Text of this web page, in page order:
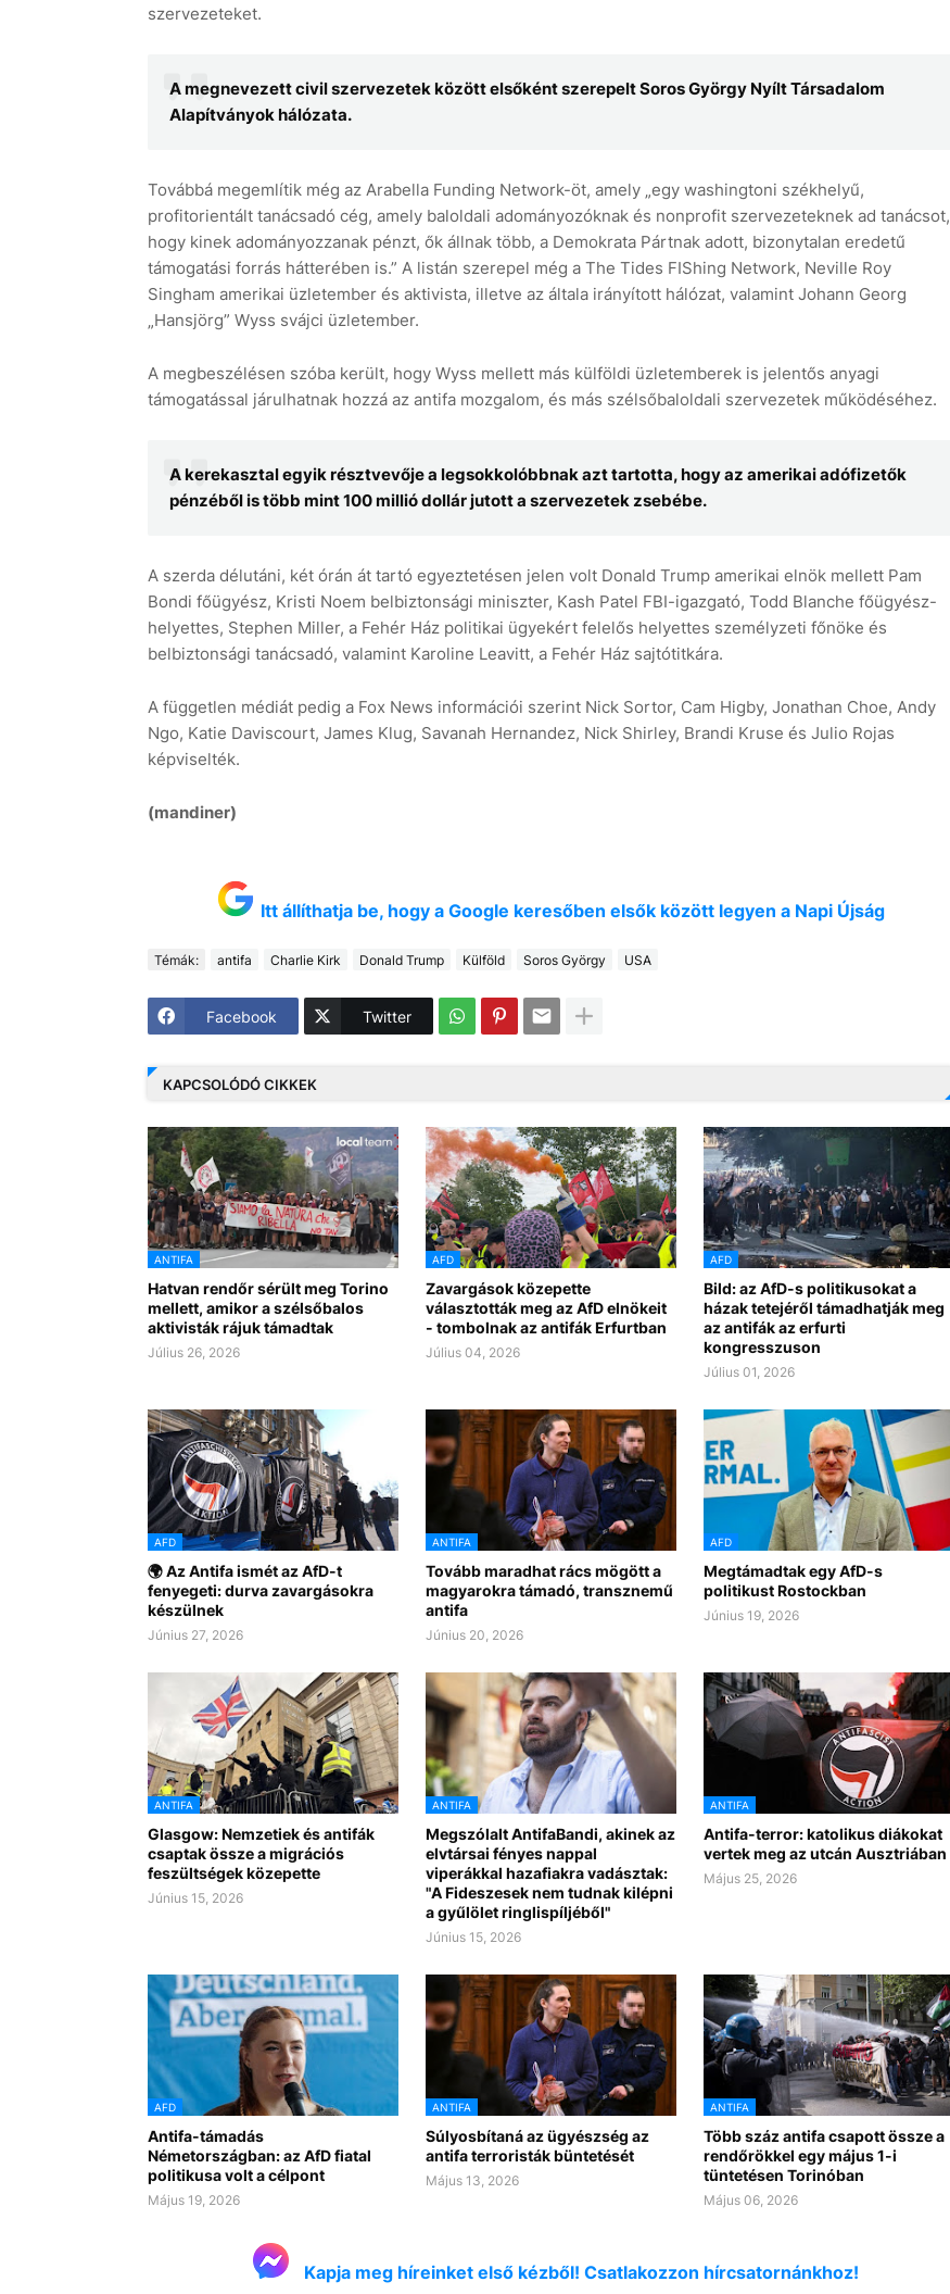
szervezeteket.
A megnevezett civil szervezetek között elsőként szerepelt Soros György Nyílt Társadalom
Alapítványok hálózata.
Továbbá megemlítik még az Arabella Funding Network-öt, amely „egy washingtoni székhelyű,
profitorientált tanácsadó cég, amely baloldali adományozóknak és nonprofit szervezeteknek ad tanácsot,
hogy kinek adományozzanak pénzt, ők állnak több, a Demokrata Pártnak adott, bizonytalan eredetű
támogatási forrás hátterében is.” A listán szerepel még a The Tides FIShing Network, Neville Roy
Singham amerikai üzletember és aktivista, illetve az általa irányított hálózat, valamint Johann Georg
„Hansjörg” Wyss svájci üzletember.
A megbeszélésen szóba került, hogy Wyss mellett más külföldi üzletemberek is jelentős anyagi
támogatással járulhatnak hozzá az antifa mozgalom, és más szélsőbaloldali szervezetek működéséhez.
A kerekasztal egyik résztvevője a legsokkolóbbnak azt tartotta, hogy az amerikai adófizetők
pénzéből is több mint 100 millió dollár jutott a szervezetek zsebébe.
A szerda délutáni, két órán át tartó egyeztetésen jelen volt Donald Trump amerikai elnök mellett Pam
Bondi főügyész, Kristi Noem belbiztonsági miniszter, Kash Patel FBI-igazgató, Todd Blanche főügyész-
helyettes, Stephen Miller, a Fehér Ház politikai ügyekért felelős helyettes személyzeti főnöke és
belbiztonsági tanácsadó, valamint Karoline Leavitt, a Fehér Ház sajtótitkára.
A független médiát pedig a Fox News információi szerint Nick Sortor, Cam Higby, Jonathan Choe, Andy
Ngo, Katie Daviscourt, James Klug, Savanah Hernandez, Nick Shirley, Brandi Kruse és Julio Rojas
képviselték.
(mandiner)
Itt állíthatja be, hogy a Google keresőben elsők között legyen a Napi Újság
Témák: antifa Charlie Kirk Donald Trump Külföld Soros György USA
Facebook Twitter
KAPCSOLÓDÓ CIKKEK
ANTIFA
Hatvan rendőr sérült meg Torino
mellett, amikor a szélsőbalos
aktivisták rájuk támadtak
Július 26, 2026
AFD
Zavargások közepette
választották meg az AfD elnökeit
- tombolnak az antifák Erfurtban
Július 04, 2026
AFD
Bild: az AfD-s politikusokat a
házak tetejéről támadhatják meg
az antifák az erfurti
kongresszuson
Július 01, 2026
AFD
🌍 Az Antifa ismét az AfD-t
fenyegeti: durva zavargásokra
készülnek
Június 27, 2026
ANTIFA
Tovább maradhat rács mögött a
magyarokra támadó, transznemű
antifa
Június 20, 2026
AFD
Megtámadtak egy AfD-s
politikust Rostockban
Június 19, 2026
ANTIFA
Glasgow: Nemzetiek és antifák
csaptak össze a migrációs
feszültségek közepette
Június 15, 2026
ANTIFA
Megszólalt AntifaBandi, akinek az
elvtársai fényes nappal
viperákkal hazafiakra vadásztak:
"A Fideszesek nem tudnak kilépni
a gyűlölet ringlispíljéből"
Június 15, 2026
ANTIFA
Antifa-terror: katolikus diákokat
vertek meg az utcán Ausztriában
Május 25, 2026
AFD
Antifa-támadás
Németországban: az AfD fiatal
politikusa volt a célpont
Május 19, 2026
ANTIFA
Súlyosbítaná az ügyészség az
antifa terroristák büntetését
Május 13, 2026
ANTIFA
Több száz antifa csapott össze a
rendőrökkel egy május 1-i
tüntetésen Torinóban
Május 06, 2026
Kapja meg híreinket első kézből! Csatlakozzon hírcsatornánkhoz!